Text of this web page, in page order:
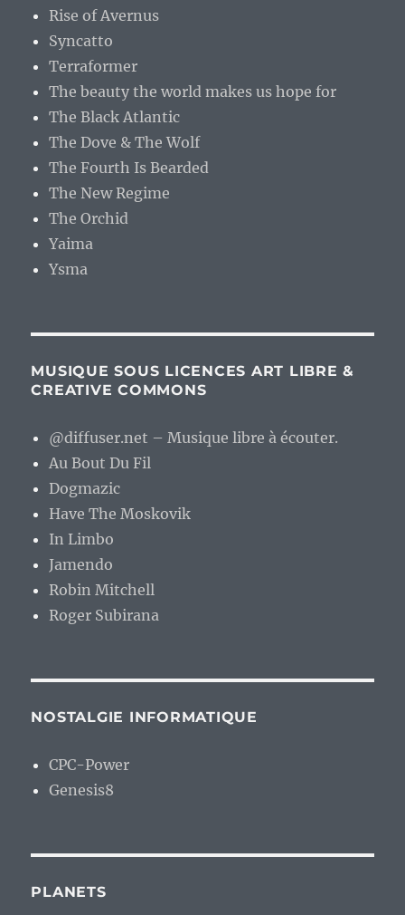
Rise of Avernus
Syncatto
Terraformer
The beauty the world makes us hope for
The Black Atlantic
The Dove & The Wolf
The Fourth Is Bearded
The New Regime
The Orchid
Yaima
Ysma
MUSIQUE SOUS LICENCES ART LIBRE &
CREATIVE COMMONS
@diffuser.net – Musique libre à écouter.
Au Bout Du Fil
Dogmazic
Have The Moskovik
In Limbo
Jamendo
Robin Mitchell
Roger Subirana
NOSTALGIE INFORMATIQUE
CPC-Power
Genesis8
PLANETS